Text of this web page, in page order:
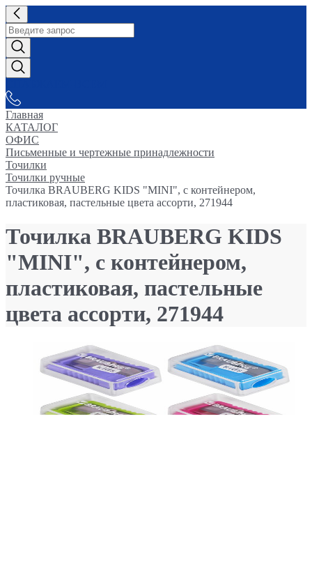
Главная
КАТАЛОГ
ОФИС
Письменные и чертежные принадлежности
Точилки
Точилки ручные
Точилка BRAUBERG KIDS "MINI", с контейнером,
пластиковая, пастельные цвета ассорти, 271944
Точилка BRAUBERG KIDS
"MINI", с контейнером,
пластиковая, пастельные
цвета ассорти, 271944